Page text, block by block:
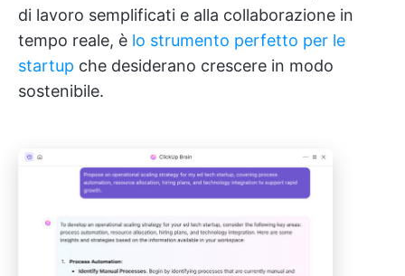
di lavoro semplificati e alla collaborazione in
tempo reale, è lo strumento perfetto per le
startup che desiderano crescere in modo
sostenibile.